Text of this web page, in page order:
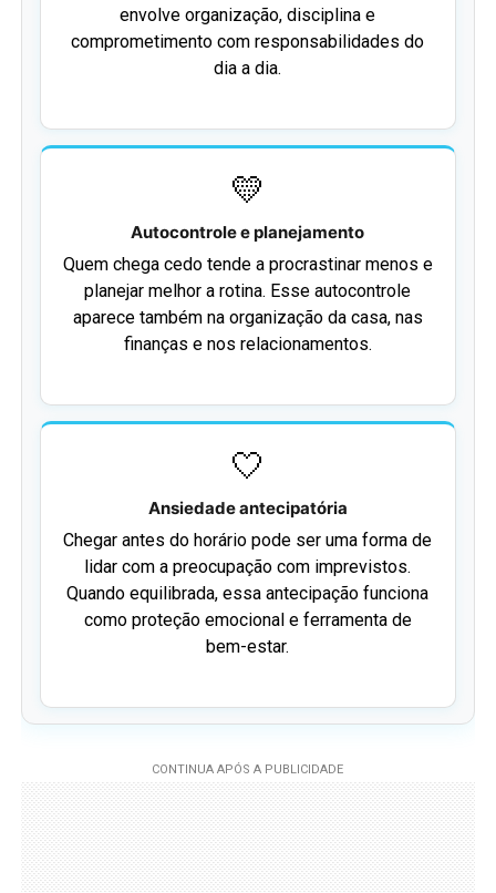
envolve organização, disciplina e
comprometimento com responsabilidades do
dia a dia.
💛
Autocontrole e planejamento
Quem chega cedo tende a procrastinar menos e
planejar melhor a rotina. Esse autocontrole
aparece também na organização da casa, nas
finanças e nos relacionamentos.
🤍
Ansiedade antecipatória
Chegar antes do horário pode ser uma forma de
lidar com a preocupação com imprevistos.
Quando equilibrada, essa antecipação funciona
como proteção emocional e ferramenta de
bem-estar.